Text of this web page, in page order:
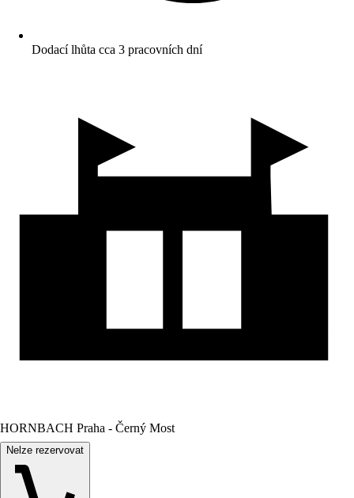
Dodací lhůta cca 3 pracovních dní
HORNBACH Praha - Černý Most
Nelze rezervovat